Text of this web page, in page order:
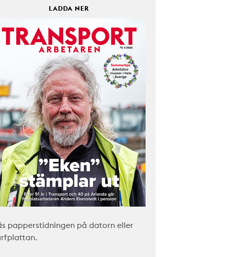
LADDA NER
papperstidningen på datorn eller